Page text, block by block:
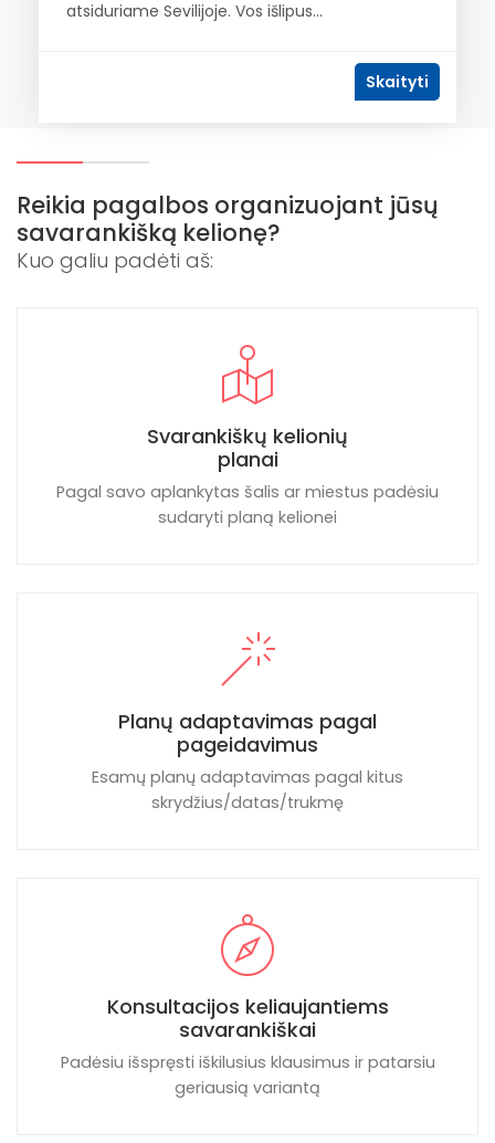
atsiduriame Sevilijoje. Vos išlipus...
Skaityti
Reikia pagalbos organizuojant jūsų
savarankišką kelionę?
Kuo galiu padėti aš:
Svarankiškų kelionių
planai
Pagal savo aplankytas šalis ar miestus padėsiu
sudaryti planą kelionei
Planų adaptavimas pagal
pageidavimus
Esamų planų adaptavimas pagal kitus
skrydžius/datas/trukmę
Konsultacijos keliaujantiems
savarankiškai
Padėsiu išspręsti iškilusius klausimus ir patarsiu
geriausią variantą